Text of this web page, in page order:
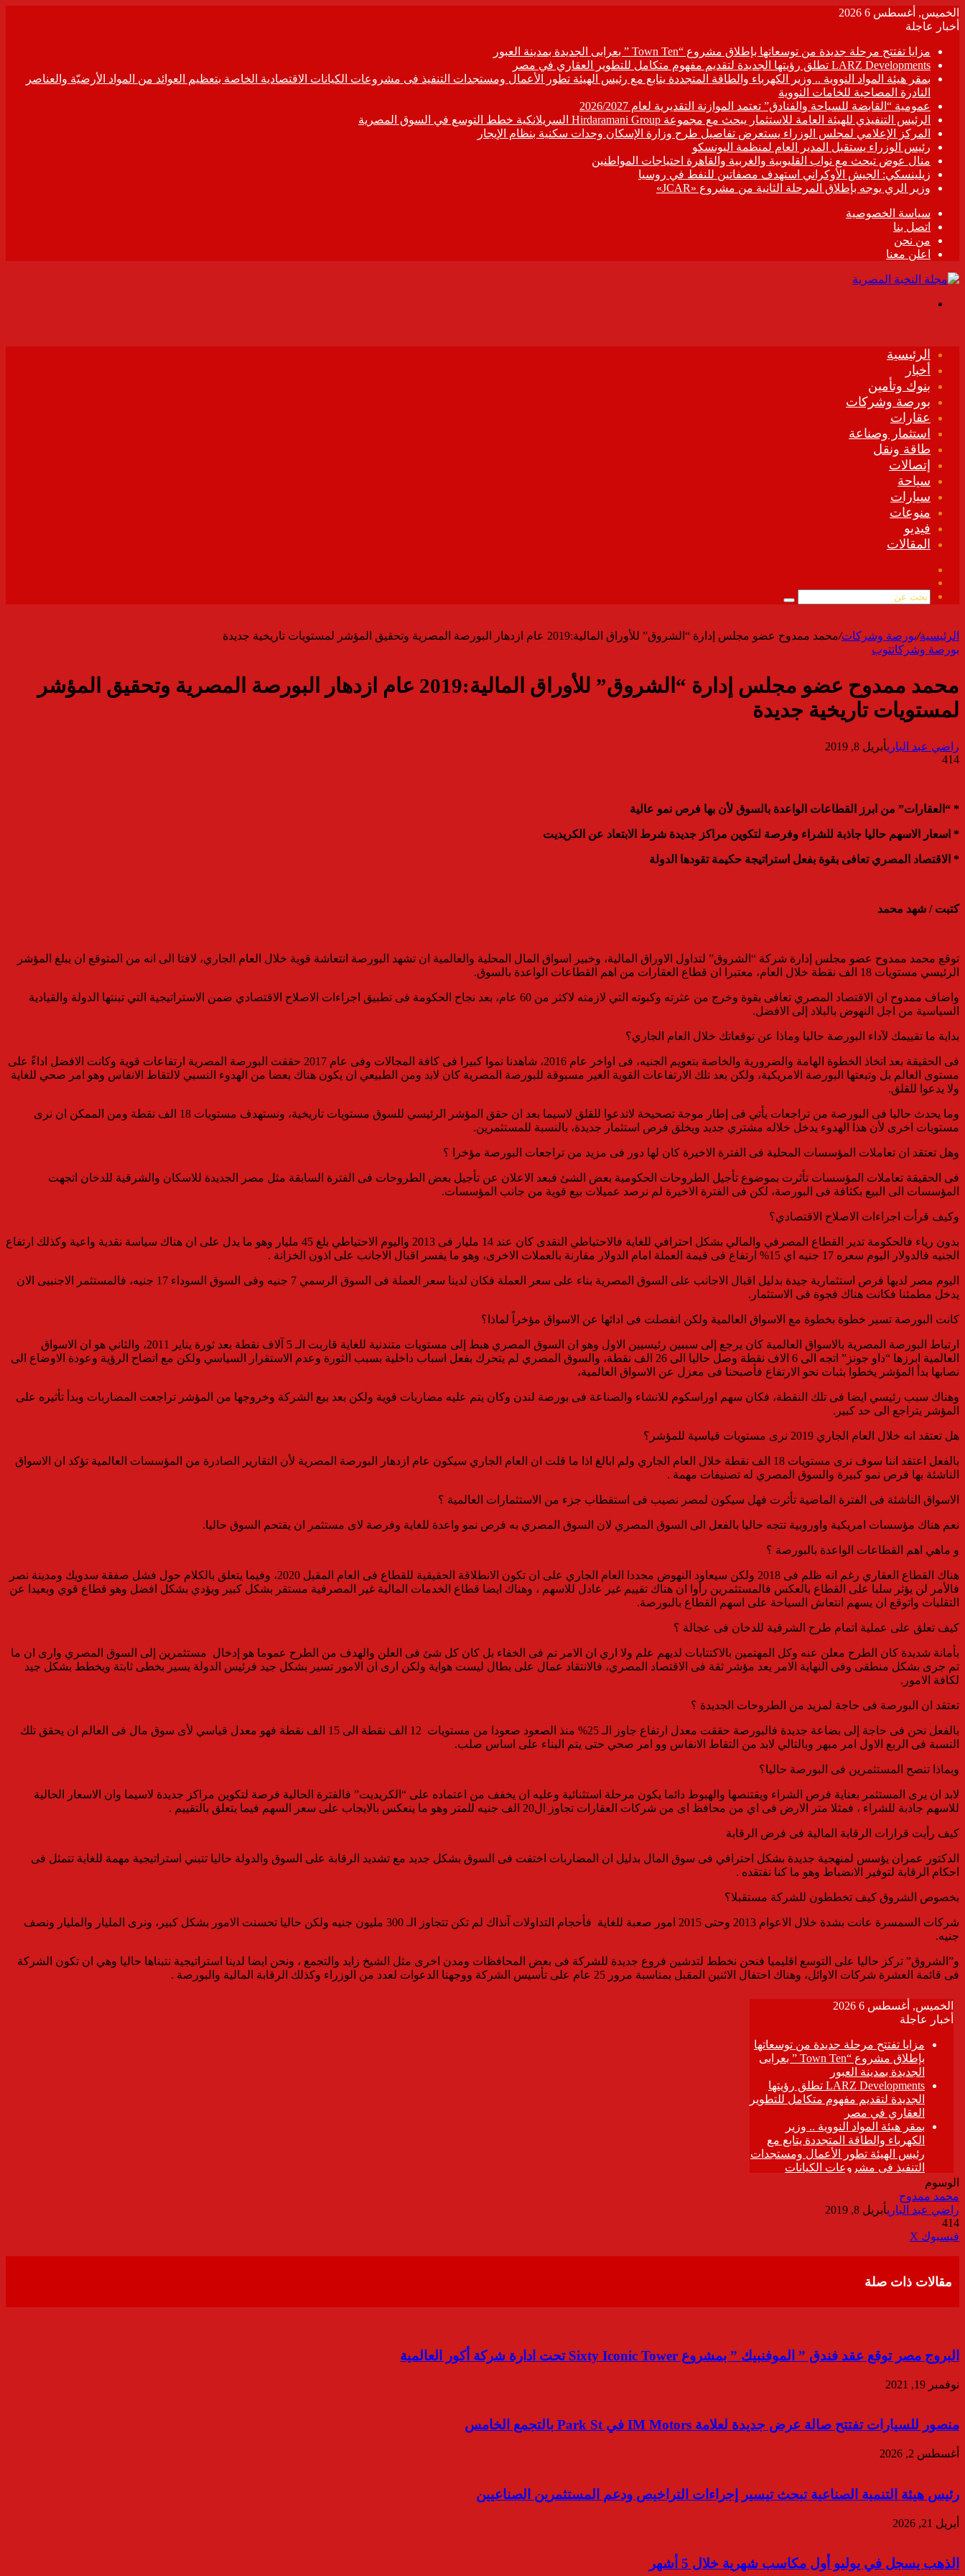
الخميس, أغسطس 6 2026
أخبار عاجلة
مزايا تفتتح مرحلة جديدة من توسعاتها بإطلاق مشروع “Town Ten ” بعرابى الجديدة بمدينة العبور
LARZ Developments تطلق رؤيتها الجديدة لتقديم مفهوم متكامل للتطوير العقاري في مصر
بمقر هيئة المواد النووية .. وزير الكهرباء والطاقة المتجددة يتابع مع رئيس الهيئة تطور الأعمال ومستجدات التنفيذ فى مشروعات الكيانات الاقتصادية الخاصة بتعظيم العوائد من المواد الأرضيّة والعناصر
النادرة المصاحبة للخامات النووية
عمومية “القابضة للسياحة والفنادق” تعتمد الموازنة التقديرية لعام 2026/2027
الرئيس التنفيذي للهيئة العامة للاستثمار يبحث مع مجموعة Hirdaramani Group السريلانكية خطط التوسع في السوق المصرية
المركز الإعلامي لمجلس الوزراء يستعرض تفاصيل طرح وزارة الإسكان وحدات سكنية بنظام الإيجار
رئيس الوزراء يستقبل المدير العام لمنظمة اليونسكو
منال عوض تبحث مع نواب القليوبية والغربية والقاهرة احتياجات المواطنين
زيلينسكي: الجيش الأوكراني استهدف مصفاتين للنفط في روسيا
وزير الري يوجه بإطلاق المرحلة الثانية من مشروع «JCAR»
سياسة الخصوصية
اتصل بنا
من نحن
اعلن معنا
الرئيسية
أخبار
بنوك وتأمين
بورصة وشركات
عقارات
استثمار وصناعة
طاقة ونقل
إتصالات
سياحة
سيارات
منوعات
فيديو
المقالات
الموقع
بحث
الرئيسية/بورصة وشركات/محمد ممدوح عضو مجلس إدارة “الشروق” للأوراق المالية:2019 عام ازدهار البورصة المصرية وتحقيق المؤشر لمستويات تاريخية جديدة
بورصة وشركاتتوب
محمد ممدوح عضو مجلس إدارة “الشروق” للأوراق المالية:2019 عام ازدهار البورصة المصرية وتحقيق المؤشر
لمستويات تاريخية جديدة
راضي عبد الباريأبريل 8, 2019
414
* “العقارات” من ابرز القطاعات الواعدة بالسوق لأن بها فرص نمو عالية
* اسعار الاسهم حاليا جاذبة للشراء وفرصة لتكوين مراكز جديدة شرط الابتعاد عن الكريديت
* الاقتصاد المصري تعافى بقوة بفعل استراتيجة حكيمة تقودها الدولة
كتبت / شهد محمد
توقع محمد ممدوح عضو مجلس إدارة شركة “الشروق” لتداول الاوراق المالية، وخبير اسواق المال المحلية والعالمية ان تشهد البورصة انتعاشة قوية خلال العام الجاري، لافتا الى انه من المتوقع ان يبلغ المؤشر
الرئيسي مستويات 18 الف نقطة خلال العام، معتبرا ان قطاع العقارات من اهم القطاعات الواعدة بالسوق.
واضاف ممدوح ان الاقتصاد المصري تعافى بقوة وخرج من عثرته وكبوته التي لازمته لاكثر من 60 عام، بعد نجاح الحكومة فى تطبيق اجراءات الاصلاح الاقتصادي ضمن الاستراتيجية التي تبنتها الدولة والقيادية
السياسية من اجل النهوض بالبلاد إلى الافضل.
بداية ما تقييمك لآداء البورصة حاليا وماذا عن توقعاتك خلال العام الجاري؟
فى الحقيقة بعد اتخاذ الخطوة الهامة والضرورية والخاصة بتعويم الجنيه، فى اواخر عام 2016، شاهدنا نموا كبيرا فى كافة المجالات وفى عام 2017 حققت البورصة المصرية ارتفاعات قوية وكانت الافضل اداءً على
مستوى العالم بل وتبعتها البورصة الامريكية، ولكن بعد تلك الارتفاعات القوية الغير مسبوقة للبورصة المصرية كان لابد ومن الطبيعي ان يكون هناك بعضا من الهدوء النسبي لالتقاط الانفاس وهو امر صحي للغاية
ولا يدعوا للقلق.
وما يحدث حاليا فى البورصة من تراجعات يأتي فى إطار موجة تصحيحة لاتدعوا للقلق لاسيما بعد ان حقق المؤشر الرئيسي للسوق مستويات تاريخية، ونستهدف مستويات 18 الف نقطة ومن الممكن ان نرى
مستويات اخرى لأن هذا الهدوء يدخل خلاله مشتري جديد ويخلق فرص استثمار جديدة، بالنسبة للمستثمرين.
وهل تعتقد ان تعاملات المؤسسات المحلية فى الفترة الاخيرة كان لها دور فى مزيد من تراجعات البورصة مؤخرا ؟
فى الحقيقة تعاملات المؤسسات تأثرت بموضوع تأجيل الطروحات الحكومية بعض الشئ فبعد الاعلان عن تأجيل بعض الطروحات فى الفترة السابقة مثل مصر الجديدة للاسكان والشرقية للدخان اتجهت
المؤسسات الى البيع بكثافة فى البورصة، لكن فى الفترة الاخيرة لم نرصد عميلات بيع قوية من جانب المؤسسات.
وكيف قرأت اجراءات الاصلاح الاقتصادي؟
بدون رياء فالحكومة تدير القطاع المصرفي والمالي بشكل احترافي للغاية فالاحتياطي النقدى كان عند 14 مليار فى 2013 واليوم الاحتياطي بلغ 45 مليار وهو ما يدل على ان هناك سياسة نقدية واعية وكذلك ارتفاع
الجنيه فالدولار اليوم سعره 17 جنيه اي 15% ارتفاع فى قيمة العملة امام الدولار مقارنة بالعملات الاخرى، وهو ما يفسر اقبال الاجانب على اذون الخزانة .
اليوم مصر لديها فرص استثمارية جيدة بدليل اقبال الاجانب على السوق المصرية بناء على سعر العملة فكان لدينا سعر العملة فى السوق الرسمي 7 جنيه وفى السوق السوداء 17 جنيه، فالمستثمر الاجنبيى الان
يدخل مطمئنا فكانت هناك فجوة فى الاستثمار.
كانت البورصة تسير خطوة بخطوة مع الاسواق العالمية ولكن انفصلت فى ادائها عن الاسواق مؤخراً لماذا؟
ارتباط البورصة المصرية بالاسواق العالمية كان يرجع إلى سببين رئيسيين الاول وهو ان السوق المصري هبط إلى مستويات متندنية للغاية قاربت الـ 5 آلاف نقطة بعد ثورة يناير 2011، والثاني هو ان الاسواق
العالمية ابرزها “داو جونز” اتجه الى 6 الاف نقطة وصل حاليا الى 26 الف نقطة، والسوق المصري لم يتحرك بفعل اسباب داخلية بسبب الثورة وعدم الاستقرار السياسي ولكن مع اتضاح الرؤية وعودة الاوضاع الى
نصابها بدأ المؤشر يخطوا بثبات نحو الارتفاع فأصبحنا فى معزل عن الاسواق العالمية،
وهناك سبب رئيسي ايضا فى تلك النقطة، فكان سهم اوراسكوم للانشاء والصناعة فى بورصة لندن وكان يتم عليه مضاربات قوية ولكن بعد بيع الشركة وخروجها من المؤشر تراجعت المضاربات وبدأ تأثيره على
المؤشر يتراجع الى حد كبير.
هل تعتقد انه خلال العام الجاري 2019 نرى مستويات قياسية للمؤشر؟
بالفعل اعتقد اننا سوف نرى مستويات 18 الف نقطة خلال العام الجاري ولم ابالغ اذا ما قلت ان العام الجاري سيكون عام ازدهار البورصة المصرية لأن التقارير الصادرة من المؤسسات العالمية تؤكد ان الاسواق
الناشئة بها فرص نمو كبيرة والسوق المصري له تصنيفات مهمة .
الاسواق الناشئة فى الفترة الماضية تأثرت فهل سيكون لمصر نصيب فى استقطاب جزء من الاستثمارات العالمية ؟
نعم هناك مؤسسات امريكية واوروبية تتجه حاليا بالفعل الى السوق المصري لان السوق المصري به فرص نمو واعدة للغاية وفرصة لاى مستثمر ان يقتحم السوق حاليا.
و ماهي اهم القطاعات الواعدة بالبورصة ؟
هناك القطاع العقاري رغم انه ظلم فى 2018 ولكن سيعاود النهوض مجددا العام الجاري على ان تكون الانطلاقة الحقيقية للقطاع فى العام المقبل 2020، وفيما يتعلق بالكلام حول فشل صفقة سدويك ومدينة نصر
فالأمر لن يؤثر سلبا على القطاع بالعكس فالمستثمرين رأوا ان هناك تقييم غير عادل للاسهم ، وهناك ايضا قطاع الخدمات المالية غير المصرفية مستقر بشكل كبير ويؤدي بشكل افضل وهو قطاع قوي وبعيدا عن
التقلبات واتوقع ان يسهم انتعاش السياحة على اسهم القطاع بالبورصة.
كيف تعلق على عملية اتمام طرح الشرقية للدخان فى عجالة ؟
بأمانة شديدة كان الطرح معلن عنه وكل المهتمين بالاكتتابات لديهم علم ولا اري ان الامر تم فى الخفاء بل كان كل شئ فى العلن والهدف من الطرح عموما هو إدخال مستثمرين إلى السوق المصري وارى ان ما
تم جرى بشكل منطقى وفى النهاية الامر يعد مؤشر ثقة فى الاقتصاد المصري، فالانتقاد عمال على بطال ليست هواية ولكن ارى ان الامور تسير بشكل جيد فرئيس الدولة يسير بخطى ثابتة ويخطط بشكل جيد
لكافة الامور.
تعتقد ان البورصة فى حاجة لمزيد من الطروحات الجديدة ؟
بالفعل نحن فى حاجة إلى بضاعة جديدة فالبورصة حققت معدل ارتفاع جاوز الـ 25% منذ الصعود صعودا من مستويات 12 الف نقطة الى 15 الف نقطة فهو معدل قياسي لأى سوق مال فى العالم ان يحقق تلك
النسبة فى الربع الاول امر مبهر وبالتالي لابد من التقاط الانفاس وو امر صحي حتى يتم البناء على اساس صلب.
وبماذا تنصح المستثمرين فى البورصة حاليا؟
لابد ان يرى المستثمر بعناية فرص الشراء ويقتنصها والهبوط دائما يكون مرحلة استثنائية وعليه ان يخفف من اعتماده على “الكريديت” فالفترة الحالية فرصة لتكوين مراكز جديدة لاسيما وان الاسعار الحالية
للاسهم جاذبة للشراء ، فمثلا متر الارض فى اي من محافظ اى من شركات العقارات تجاوز ال20 الف جنيه للمتر وهو ما ينعكس بالايجاب على سعر السهم فيما يتعلق بالتقييم .
كيف رأيت قرارات الرقابة المالية فى فرض الرقابة
الدكتور عمران يؤسس لمنهجية جديدة بشكل احترافي فى سوق المال بدليل ان المضاربات اختفت فى السوق بشكل جديد مع تشديد الرقابة على السوق والدولة حاليا تتبني استراتيجية مهمة للغاية تتمثل فى
احكام الرقابة لتوفير الانضباط وهو ما كنا نفتقده .
بخصوص الشروق كيف تخططون للشركة مستقبلا؟
شركات السمسرة عانت بشدة خلال الاعوام 2013 وحتى 2015 امور صعبة للغاية فأحجام التداولات آنذاك لم تكن تتجاوز الـ 300 مليون جنيه ولكن حاليا تحسنت الامور بشكل كبير، ونرى المليار والمليار ونصف
جنيه.
و”الشروق” تركز حاليا على التوسع اقليميا فنحن نخطط لتدشين فروع جديدة للشركة فى بعض المحافظات ومدن اخرى مثل الشيخ زايد والتجمع ، ونحن ايضا لدينا استراتيجية نتبناها حاليا وهي ان تكون الشركة
فى قائمة العشرة شركات الاوائل، وهناك احتفال الاثنين المقبل بمناسبة مرور 25 عام على تأسيس الشركة ووجهنا الدعوات لعدد من الوزراء وكذلك الرقابة المالية والبورصة .
الوسوم
محمد ممدوح
راضي عبد الباريأبريل 8, 2019
414
فيسبوك ‫X
مقالات ذات صلة
البروج مصر توقع عقد فندق ” الموفنبيك ” بمشروع Sixty Iconic Tower تحت ادارة شركة أكور العالمية
نوفمبر 19, 2021
منصور للسيارات تفتتح صالة عرض جديدة لعلامة IM Motors في Park St بالتجمع الخامس
أغسطس 2, 2026
رئيس هيئة التنمية الصناعية تبحث تيسير إجراءات التراخيص ودعم المستثمرين الصناعيين
أبريل 21, 2026
الذهب يسجل في يوليو أول مكاسب شهرية خلال 5 أشهر